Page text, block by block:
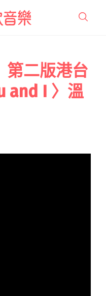
第二版港台
and I 〉溫